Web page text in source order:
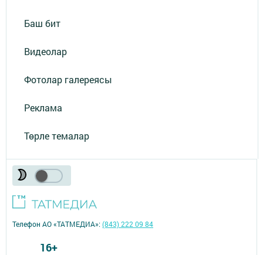
Баш бит
Видеолар
Фотолар галереясы
Реклама
Төрле темалар
Телефон АО «ТАТМЕДИА»:(843) 222 09 84
16+